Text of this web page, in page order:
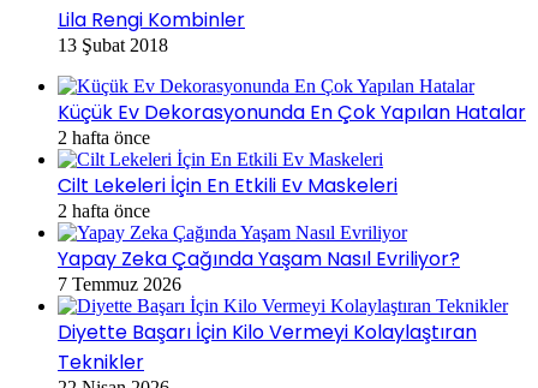
Lila Rengi Kombinler
13 Şubat 2018
Küçük Ev Dekorasyonunda En Çok Yapılan Hatalar
2 hafta önce
Cilt Lekeleri İçin En Etkili Ev Maskeleri
2 hafta önce
Yapay Zeka Çağında Yaşam Nasıl Evriliyor?
7 Temmuz 2026
Diyette Başarı İçin Kilo Vermeyi Kolaylaştıran
Teknikler